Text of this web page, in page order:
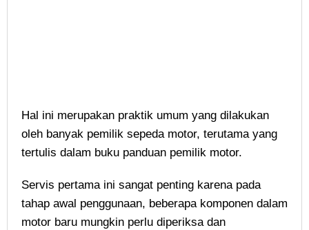
Hal ini merupakan praktik umum yang dilakukan
oleh banyak pemilik sepeda motor, terutama yang
tertulis dalam buku panduan pemilik motor.
Servis pertama ini sangat penting karena pada
tahap awal penggunaan, beberapa komponen dalam
motor baru mungkin perlu diperiksa dan